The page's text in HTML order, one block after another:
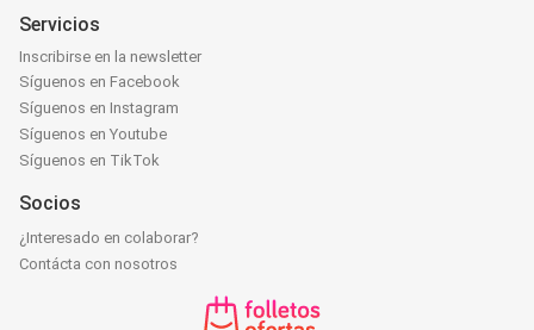
Servicios
Inscribirse en la newsletter
Síguenos en Facebook
Síguenos en Instagram
Síguenos en Youtube
Síguenos en TikTok
Socios
¿Interesado en colaborar?
Contácta con nosotros